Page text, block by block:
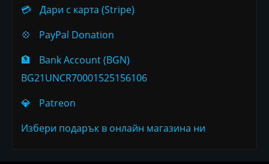
💳
Дари с карта (Stripe)
💠
PayPal Donation
🏦
Bank Account (BGN)
BG21UNCR70001525156106
💎
Patreon
Избери подарък в онлайн магазина ни